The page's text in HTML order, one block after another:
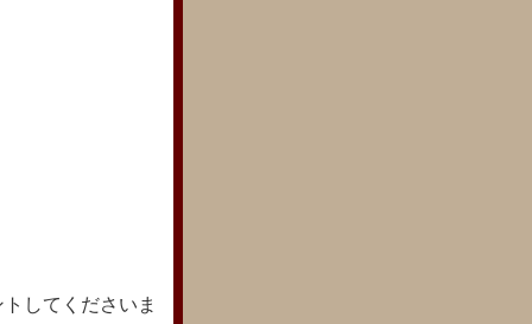
してくださいま